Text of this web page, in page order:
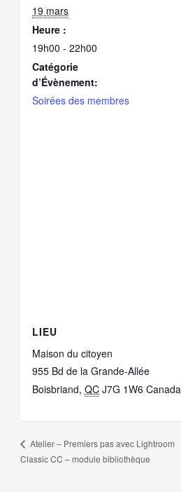
19 mars
Heure :
19h00 - 22h00
Catégorie
d’Évènement:
Soirées des membres
LIEU
Maison du citoyen
955 Bd de la Grande-Allée
Boisbriand, QC J7G 1W6 Canada
Atelier – Premiers pas avec Lightroom
Classic CC – module bibliothèque